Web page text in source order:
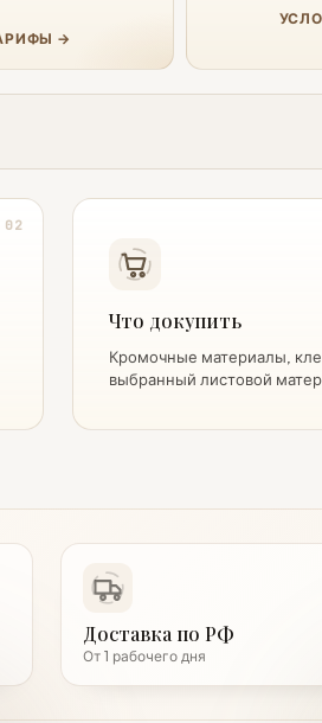
→
02
Что докупить
Кромочные материалы,
выбранный листовой
Доставка по РФ
От 1 рабочего дня